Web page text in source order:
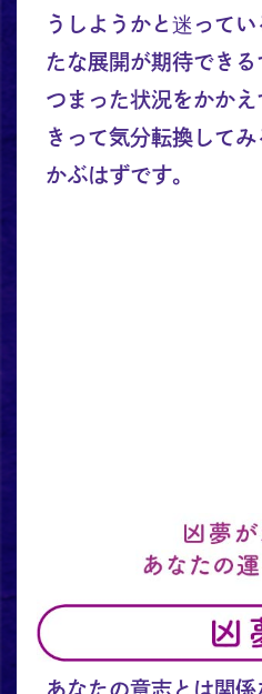
うしようかと迷って
たな展開が期待でき
つまった状況をかか
きって気分転換して
かぶはずです。
あなたの意志とは関